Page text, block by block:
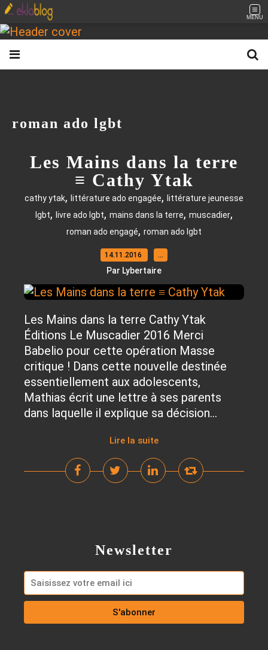
MENU
roman ado lgbt
Les Mains dans la terre
≡ Cathy Ytak
cathy ytak, littérature ado engagée, littérature jeunesse
lgbt, livre ado lgbt, mains dans la terre, muscadier,
roman ado engagé, roman ado lgbt
14.11.2016 …
Par Lybertaire
Les Mains dans la terre Cathy Ytak
Éditions Le Muscadier 2016 Merci
Babelio pour cette opération Masse
critique ! Dans cette nouvelle destinée
essentiellement aux adolescents,
Mathias écrit une lettre à ses parents
dans laquelle il explique sa décision...
Lire la suite
Newsletter